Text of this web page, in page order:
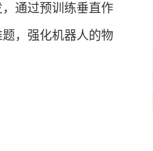
通过预训练垂直作
，强化机器人的物